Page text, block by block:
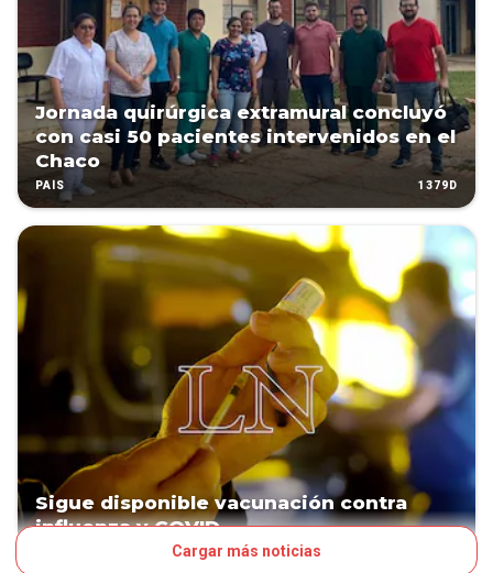
Jornada quirúrgica extramural concluyó
con casi 50 pacientes intervenidos en el
Chaco
PAÍS 1379D
Sigue disponible vacunación contra
influenza y COVID
Cargar más noticias